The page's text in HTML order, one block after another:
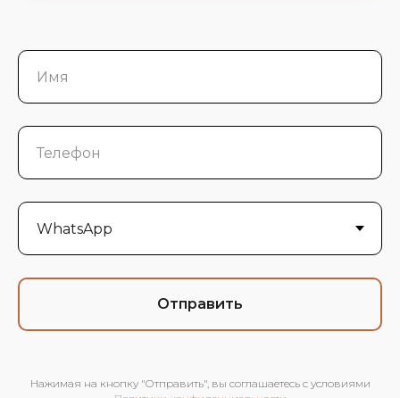
Отправить
Нажимая на кнопку "Отправить", вы соглашаетесь c условиями